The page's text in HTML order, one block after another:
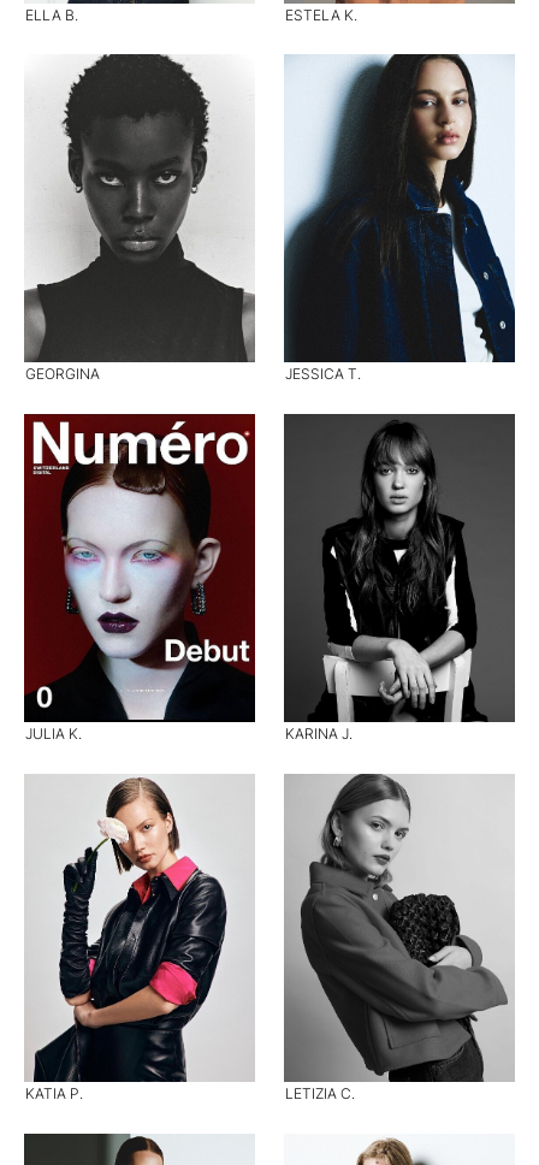
ELLA B. ESTELA K.
GEORGINA JESSICA T.
JULIA K. KARINA J.
KATIA P. LETIZIA C.